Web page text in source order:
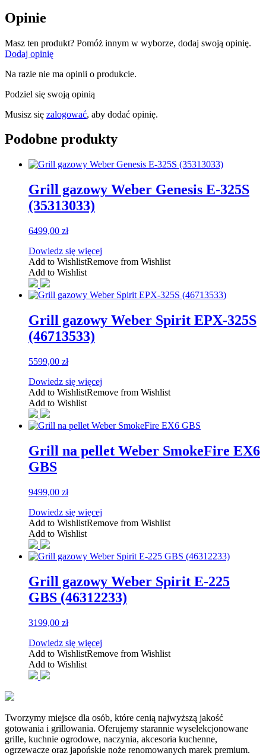
Opinie
Masz ten produkt? Pomóż innym w wyborze, dodaj swoją opinię.
Dodaj opinię
Na razie nie ma opinii o produkcie.
Podziel się swoją opinią
Musisz się zalogować, aby dodać opinię.
Podobne produkty
Grill gazowy Weber Genesis E-325S
(35313033)
6499,00 zł
Dowiedz się więcej
Add to WishlistRemove from Wishlist
Add to Wishlist
Grill gazowy Weber Spirit EPX-325S
(46713533)
5599,00 zł
Dowiedz się więcej
Add to WishlistRemove from Wishlist
Add to Wishlist
Grill na pellet Weber SmokeFire EX6
GBS
9499,00 zł
Dowiedz się więcej
Add to WishlistRemove from Wishlist
Add to Wishlist
Grill gazowy Weber Spirit E-225
GBS (46312233)
3199,00 zł
Dowiedz się więcej
Add to WishlistRemove from Wishlist
Add to Wishlist
Tworzymy miejsce dla osób, które cenią najwyższą jakość
gotowania i grillowania. Oferujemy starannie wyselekcjonowane
grille, kuchnie ogrodowe, naczynia, akcesoria kuchenne,
ogrzewacze oraz japońskie noże renomowanych marek premium.